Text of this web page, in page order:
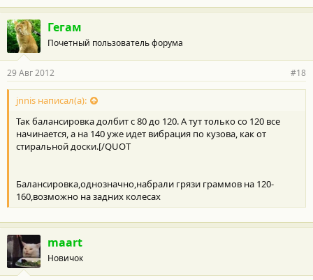
Гегам
Почетный пользователь форума
29 Авг 2012 #18
jnnis написал(а):
Так балансировка долбит с 80 до 120. А тут только со 120 все
начинается, а на 140 уже идет вибрация по кузова, как от
стиральной доски.[/QUOT
Балансировка,однозначно,набрали грязи граммов на 120-
160,возможно на задних колесах
maart
Новичок